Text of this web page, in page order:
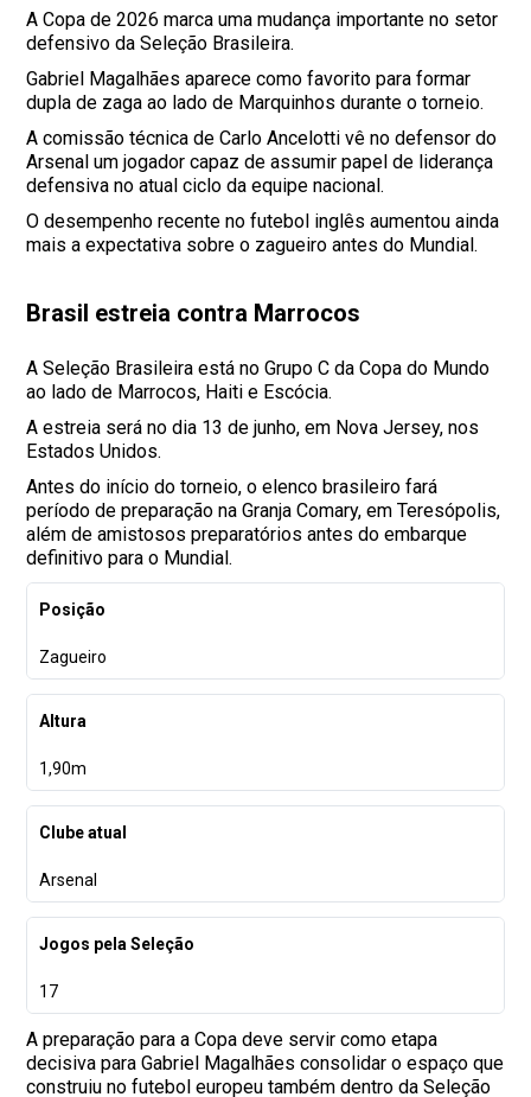
A Copa de 2026 marca uma mudança importante no setor
defensivo da Seleção Brasileira.
Gabriel Magalhães aparece como favorito para formar
dupla de zaga ao lado de Marquinhos durante o torneio.
A comissão técnica de Carlo Ancelotti vê no defensor do
Arsenal um jogador capaz de assumir papel de liderança
defensiva no atual ciclo da equipe nacional.
O desempenho recente no futebol inglês aumentou ainda
mais a expectativa sobre o zagueiro antes do Mundial.
Brasil estreia contra Marrocos
A Seleção Brasileira está no Grupo C da Copa do Mundo
ao lado de Marrocos, Haiti e Escócia.
A estreia será no dia 13 de junho, em Nova Jersey, nos
Estados Unidos.
Antes do início do torneio, o elenco brasileiro fará
período de preparação na Granja Comary, em Teresópolis,
além de amistosos preparatórios antes do embarque
definitivo para o Mundial.
Posição
Zagueiro
Altura
1,90m
Clube atual
Arsenal
Jogos pela Seleção
17
A preparação para a Copa deve servir como etapa
decisiva para Gabriel Magalhães consolidar o espaço que
construiu no futebol europeu também dentro da Seleção